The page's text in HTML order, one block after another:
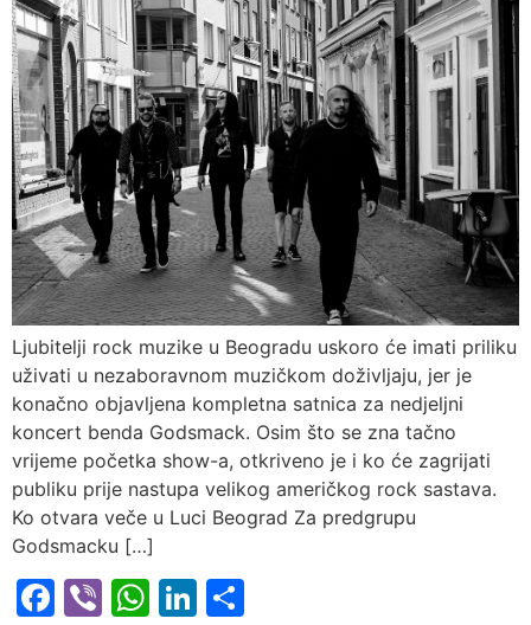
Ljubitelji rock muzike u Beogradu uskoro će imati priliku
uživati u nezaboravnom muzičkom doživljaju, jer je
konačno objavljena kompletna satnica za nedjeljni
koncert benda Godsmack. Osim što se zna tačno
vrijeme početka show-a, otkriveno je i ko će zagrijati
publiku prije nastupa velikog američkog rock sastava.
Ko otvara veče u Luci Beograd Za predgrupu
Godsmacku […]
Facebook
ViberWhatsApp
LinkedIn